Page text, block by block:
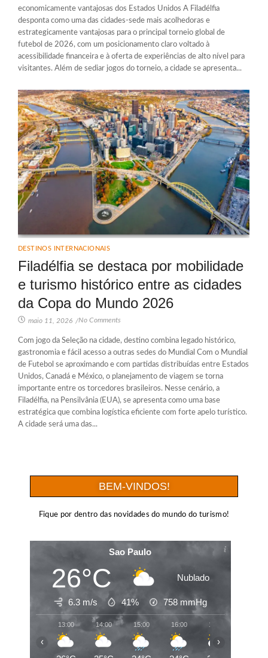
economicamente vantajosas dos Estados Unidos A Filadélfia
desponta como uma das cidades-sede mais acolhedoras e
estrategicamente vantajosas para o principal torneio global de
futebol de 2026, com um posicionamento claro voltado à
acessibilidade financeira e à oferta de experiências de alto nível para
visitantes. Além de sediar jogos do torneio, a cidade se apresenta...
DESTINOS INTERNACIONAIS
Filadélfia se destaca por mobilidade
e turismo histórico entre as cidades
da Copa do Mundo 2026
maio 11, 2026 /No Comments
Com jogo da Seleção na cidade, destino combina legado histórico,
gastronomia e fácil acesso a outras sedes do Mundial Com o Mundial
de Futebol se aproximando e com partidas distribuídas entre Estados
Unidos, Canadá e México, o planejamento de viagem se torna
importante entre os torcedores brasileiros. Nesse cenário, a
Filadélfia, na Pensilvânia (EUA), se apresenta como uma base
estratégica que combina logística eficiente com forte apelo turístico.
A cidade será uma das...
BEM-VINDOS!
Fique por dentro das novidades do mundo do turismo!
Sao Paulo
26°C Nublado
6.3 m/s 41% 758 mmHg
13:00 14:00 15:00 16:00 17:00
‹ ›